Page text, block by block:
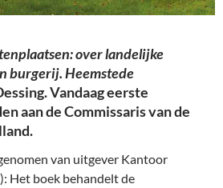
over landelijke
burgerij. Heemstede
Vandaag eerste
aan de Commissaris van de
van uitgever Kantoor
Het boek behandelt de